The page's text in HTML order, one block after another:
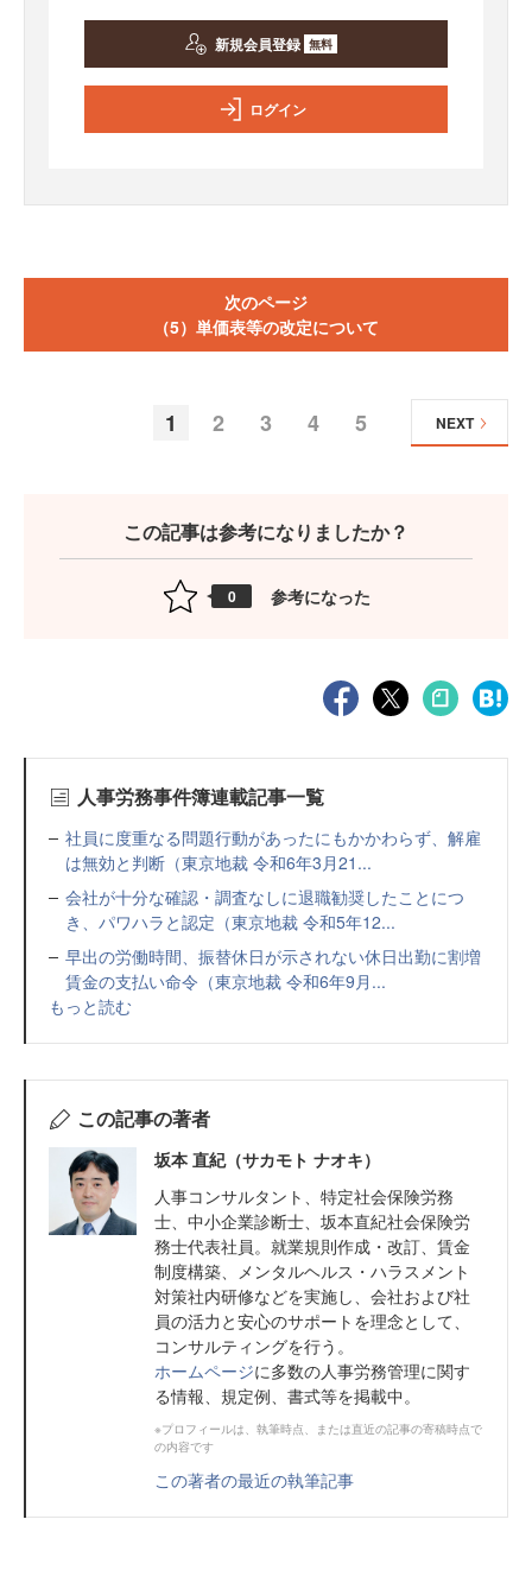
新規会員登録 無料
ログイン
次のページ
（5）単価表等の改定について
1 2 3 4 5 NEXT
この記事は参考になりましたか？
0 参考になった
人事労務事件簿連載記事一覧
社員に度重なる問題行動があったにもかかわらず、解雇
は無効と判断（東京地裁 令和6年3月21...
会社が十分な確認・調査なしに退職勧奨したことにつ
き、パワハラと認定（東京地裁 令和5年12...
早出の労働時間、振替休日が示されない休日出勤に割増
賃金の支払い命令（東京地裁 令和6年9月...
もっと読む
この記事の著者
坂本 直紀（サカモト ナオキ）
人事コンサルタント、特定社会保険労務
士、中小企業診断士、坂本直紀社会保険労
務士代表社員。就業規則作成・改訂、賃金
制度構築、メンタルヘルス・ハラスメント
対策社内研修などを実施し、会社および社
員の活力と安心のサポートを理念として、
コンサルティングを行う。
ホームページに多数の人事労務管理に関す
る情報、規定例、書式等を掲載中。
※プロフィールは、執筆時点、または直近の記事の寄稿時点で
の内容です
この著者の最近の執筆記事